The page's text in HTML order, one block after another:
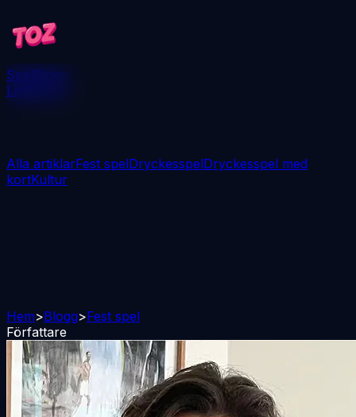
SpelBlogg
Ladda ner
Alla artiklarFest spelDryckesspelDryckesspel med
kortKultur
Hem>Blogg>Fest spel
Författare